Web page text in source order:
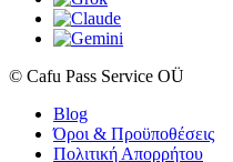
© Cafu Pass Service OÜ
Blog
Όροι & Προϋποθέσεις
Πολιτική Απορρήτου